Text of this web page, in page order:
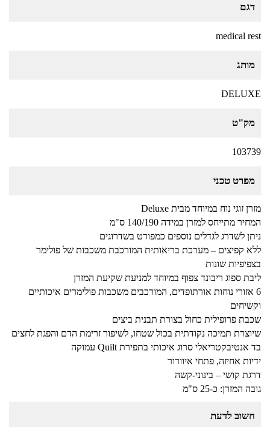
דגם
medical rest
מותג
DELUXE
מק"ט
103739
מפרט טכני
מזרן זוגי נוח במיוחד מבית Deluxe
המחיר מתייחס למזרן במידה 140/190 ס"מ
ניתן לשדרג לגדלים נוספים כמפורט בשדרוגים
ללא קפיצים – מערכת בריאותית המורכבת משכבות של פולימר
בצפיפיות שונות
ליבת ספוג ריבונד צפוף במיוחד למניעת שקיעת המזרן
6 אזורי נוחות אורתופדים, המורכבים משכבות פולימרים איכותיים
וקשיחים
שכבת פרופילית כחול בצורת תבנית ביצים
שיוצרת תמיכה נקודתית בכול שטחו, לשיפור זרימת הדם והפגת לחצים
בד אנטיבקטריאלי סרוג איכותי בתפירת Quilt עמוקה
ידיות אחיזה, פתחי איוורור
​דרגת קושי – בינוני-קשה
גובה המזרן: כ-25 ס"מ
חשוב לדעת